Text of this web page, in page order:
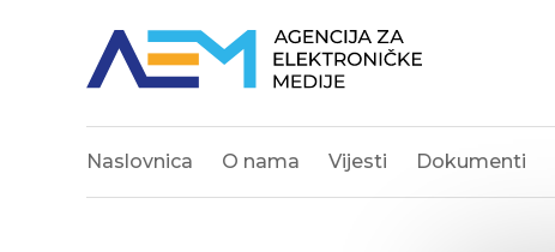
Naslovnica O nama Vijesti Dokumenti